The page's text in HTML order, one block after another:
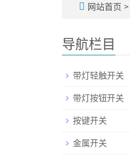
网站首页 >
导航栏目
带灯轻触开关
带灯按钮开关
按键开关
金属开关